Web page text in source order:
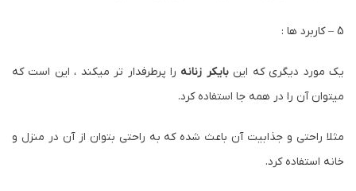
5 – کاربرد ها :
یک مورد دیگری که اینبایکر زنانه را پرطرفدار تر میکند ، این است که
میتوان آن را در همه جا استفاده کرد.
مثلا راحتی و جذابیت آن باعث شده که به راحتی بتوان از آن در منزل و
خانه استفاده کرد.